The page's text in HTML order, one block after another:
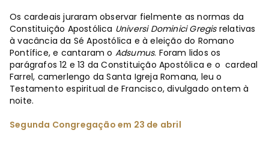
Os cardeais juraram observar fielmente as normas da
Constituição Apostólica Universi Dominici Gregisrelativas
à vacância da Sé Apostólica e à eleição do Romano
Pontífice, e cantaram o Adsumus. Foram lidos os
parágrafos 12 e 13 da Constituição Apostólica e o cardeal
Farrel, camerlengo da Santa Igreja Romana, leu o
Testamento espiritual de Francisco, divulgado ontem à
noite.
Segunda Congregação em 23 de abril